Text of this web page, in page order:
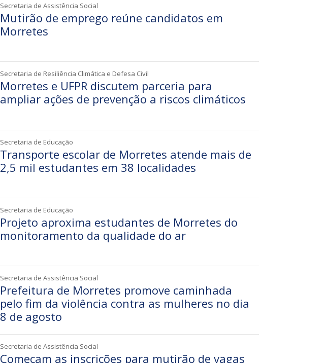
Secretaria de Assistência Social
Mutirão de emprego reúne candidatos em
Morretes
Secretaria de Resiliência Climática e Defesa Civil
Morretes e UFPR discutem parceria para
ampliar ações de prevenção a riscos climáticos
Secretaria de Educação
Transporte escolar de Morretes atende mais de
2,5 mil estudantes em 38 localidades
Secretaria de Educação
Projeto aproxima estudantes de Morretes do
monitoramento da qualidade do ar
Secretaria de Assistência Social
Prefeitura de Morretes promove caminhada
pelo fim da violência contra as mulheres no dia
8 de agosto
Secretaria de Assistência Social
Começam as inscrições para mutirão de vagas